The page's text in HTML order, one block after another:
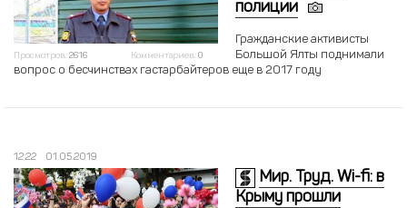
Просмотров: 2616 Комментариев: 0
полиции
Гражданские активисты
Большой Ялты поднимали
вопрос о бесчинствах гастарбайтеров еще в 2017 году
12:22 01.05.2019
Мир. Труд. Wi-fi: в
Крыму прошли